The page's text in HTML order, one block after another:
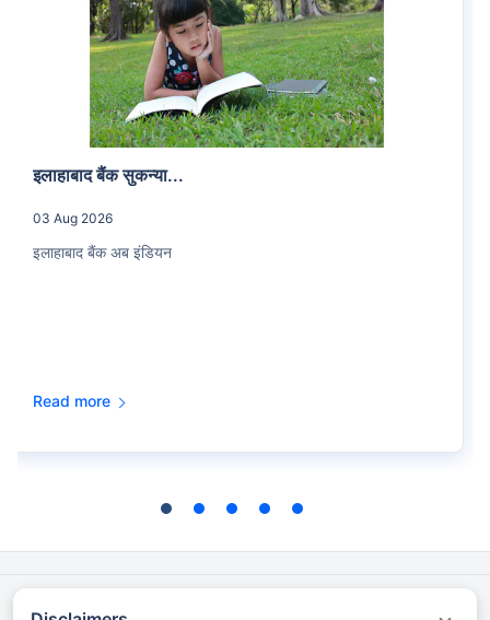
इलाहाबाद बैंक सुकन्या...
03 Aug 2026
इलाहाबाद बैंक अब इंडियन
Read more